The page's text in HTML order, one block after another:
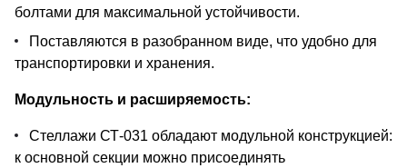
болтами для максимальной устойчивости.
Поставляются в разобранном виде, что удобно для
транспортировки и хранения.
Модульность и расширяемость:
Стеллажи СТ-031 обладают модульной конструкцией:
к основной секции можно присоединять